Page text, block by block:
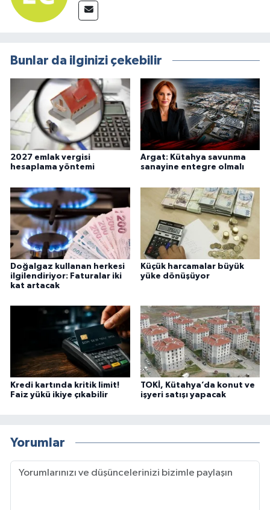
Bunlar da ilginizi çekebilir
2027 emlak vergisi
hesaplama yöntemi
Argat: Kütahya savunma
sanayine entegre olmalı
Doğalgaz kullanan herkesi
ilgilendiriyor: Faturalar iki
kat artacak
Küçük harcamalar büyük
yüke dönüşüyor
Kredi kartında kritik limit!
Faiz yükü ikiye çıkabilir
TOKİ, Kütahya’da konut ve
işyeri satışı yapacak
Yorumlar